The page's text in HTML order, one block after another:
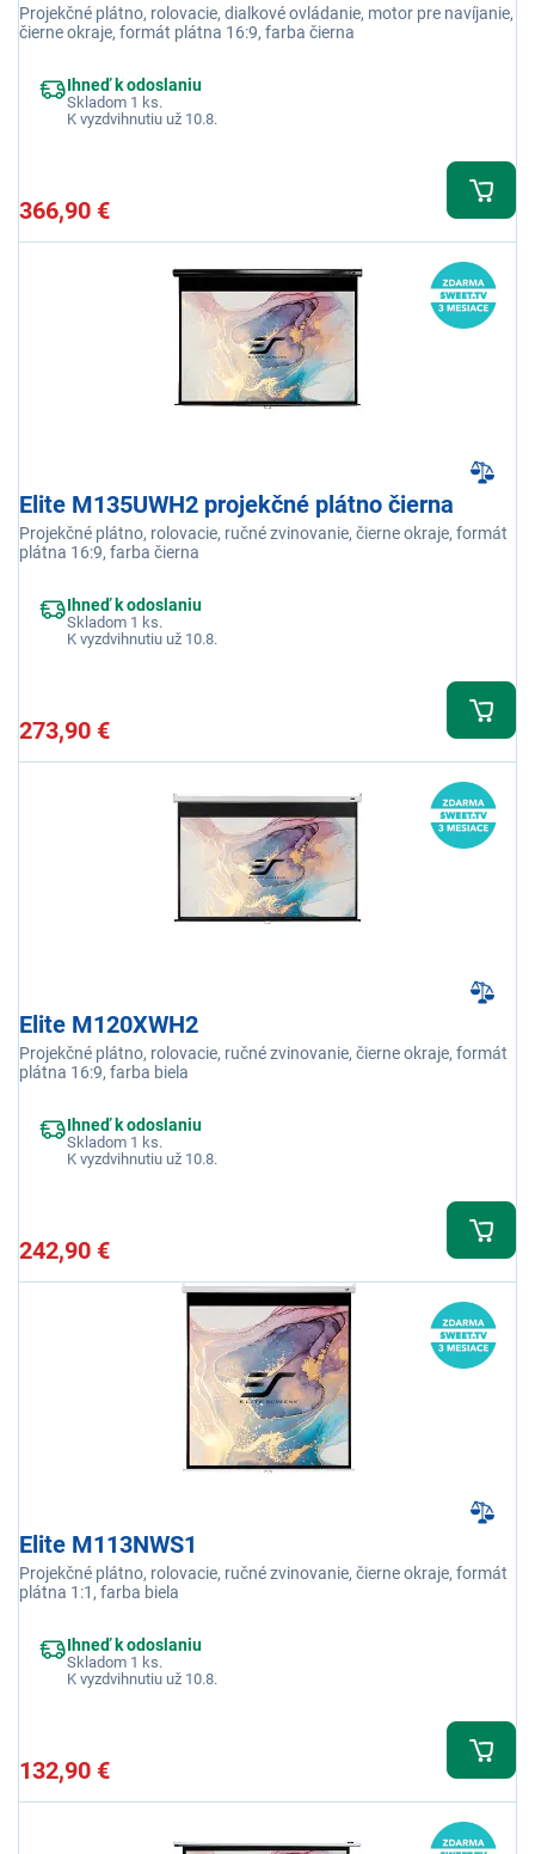
Projekčné plátno, rolovacie, dialkové ovládanie, motor pre navíjanie,
čierne okraje, formát plátna 16:9, farba čierna
Ihneď k odoslaniu
Skladom 1 ks.
K vyzdvihnutiu už 10.8.
366,90 €
Elite M135UWH2 projekčné plátno čierna
Projekčné plátno, rolovacie, ručné zvinovanie, čierne okraje, formát
plátna 16:9, farba čierna
Ihneď k odoslaniu
Skladom 1 ks.
K vyzdvihnutiu už 10.8.
273,90 €
Elite M120XWH2
Projekčné plátno, rolovacie, ručné zvinovanie, čierne okraje, formát
plátna 16:9, farba biela
Ihneď k odoslaniu
Skladom 1 ks.
K vyzdvihnutiu už 10.8.
242,90 €
Elite M113NWS1
Projekčné plátno, rolovacie, ručné zvinovanie, čierne okraje, formát
plátna 1:1, farba biela
Ihneď k odoslaniu
Skladom 1 ks.
K vyzdvihnutiu už 10.8.
132,90 €